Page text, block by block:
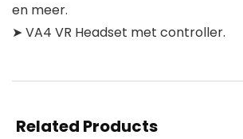
en meer.
➤ VA4 VR Headset met controller.
Related Products